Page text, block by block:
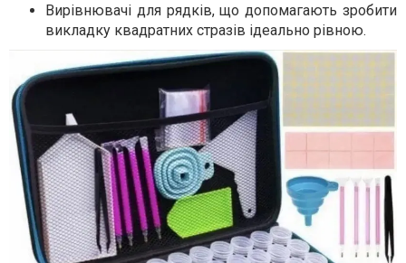
Вирівнювачі для рядків, що допомагають зробити
викладку квадратних стразів ідеально рівною.